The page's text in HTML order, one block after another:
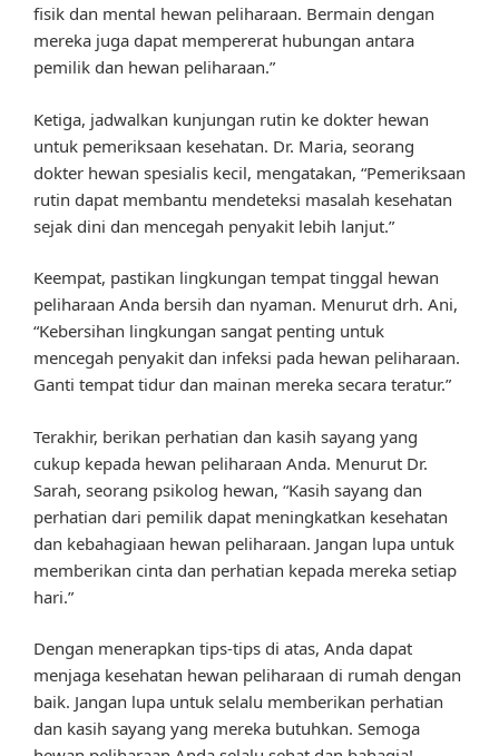
fisik dan mental hewan peliharaan. Bermain dengan
mereka juga dapat mempererat hubungan antara
pemilik dan hewan peliharaan.”
Ketiga, jadwalkan kunjungan rutin ke dokter hewan
untuk pemeriksaan kesehatan. Dr. Maria, seorang
dokter hewan spesialis kecil, mengatakan, “Pemeriksaan
rutin dapat membantu mendeteksi masalah kesehatan
sejak dini dan mencegah penyakit lebih lanjut.”
Keempat, pastikan lingkungan tempat tinggal hewan
peliharaan Anda bersih dan nyaman. Menurut drh. Ani,
“Kebersihan lingkungan sangat penting untuk
mencegah penyakit dan infeksi pada hewan peliharaan.
Ganti tempat tidur dan mainan mereka secara teratur.”
Terakhir, berikan perhatian dan kasih sayang yang
cukup kepada hewan peliharaan Anda. Menurut Dr.
Sarah, seorang psikolog hewan, “Kasih sayang dan
perhatian dari pemilik dapat meningkatkan kesehatan
dan kebahagiaan hewan peliharaan. Jangan lupa untuk
memberikan cinta dan perhatian kepada mereka setiap
hari.”
Dengan menerapkan tips-tips di atas, Anda dapat
menjaga kesehatan hewan peliharaan di rumah dengan
baik. Jangan lupa untuk selalu memberikan perhatian
dan kasih sayang yang mereka butuhkan. Semoga